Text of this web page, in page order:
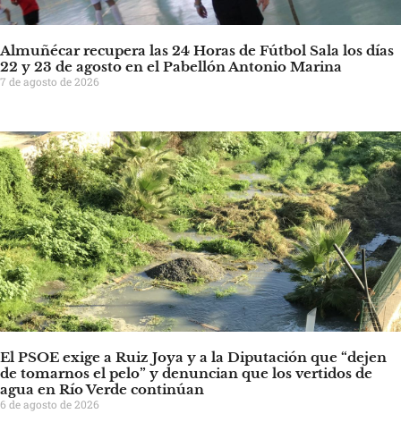
Almuñécar recupera las 24 Horas de Fútbol Sala los días
22 y 23 de agosto en el Pabellón Antonio Marina
7 de agosto de 2026
El PSOE exige a Ruiz Joya y a la Diputación que “dejen
de tomarnos el pelo” y denuncian que los vertidos de
agua en Río Verde continúan
6 de agosto de 2026